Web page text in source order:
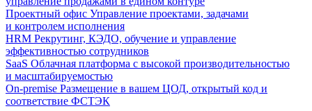
Проектный офис Управление проектами, задачами
и контролем исполнения
HRM Рекрутинг, КЭДО, обучение и управление
эффективностью сотрудников
SaaS Облачная платформа с высокой производительностью
и масштабируемостью
On-premise Размещение в вашем ЦОД, открытый код и
соответствие ФСТЭК